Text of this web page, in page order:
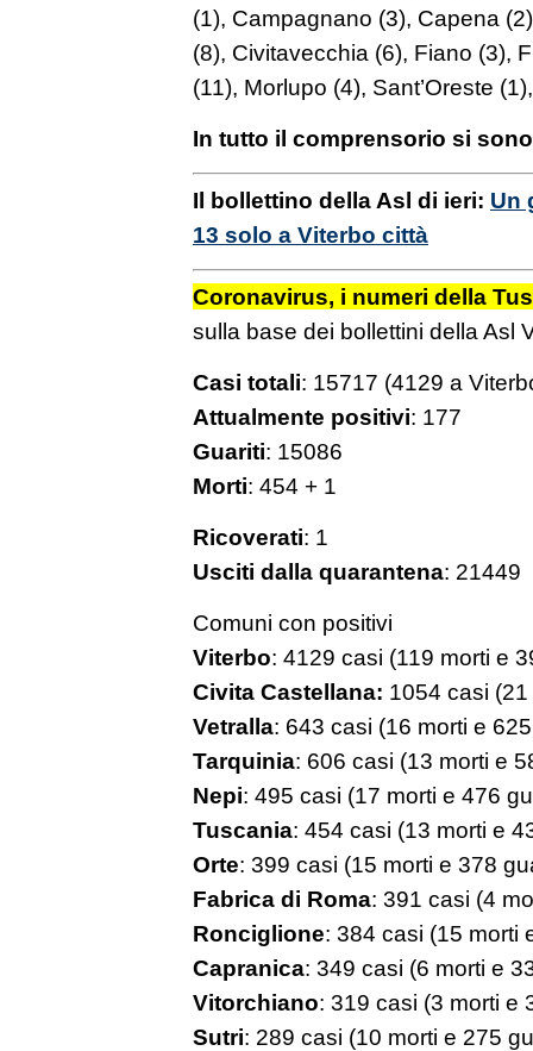
(1), Campagnano (3), Capena
(8), Civitavecchia (6), Fiano (3),
(11), Morlupo (4), Sant’Oreste
In tutto il comprensorio si
Il bollettino della Asl di ieri: Un
13 solo a Viterbo città
Coronavirus, i numeri della
sulla base dei bollettini della Asl
Casi totali: 15717 (4129 a
Attualmente positivi: 177
Guariti: 15086
Morti: 454 + 1
Ricoverati: 1
Usciti dalla quarantena: 21449
Comuni con positivi
Viterbo: 4129 casi (119 morti e
Civita Castellana: 1054 casi
Vetralla: 643 casi (16 morti e
Tarquinia: 606 casi (13 morti e
Nepi: 495 casi (17 morti e 476
Tuscania: 454 casi (13 morti e
Orte: 399 casi (15 morti e 378
Fabrica di Roma: 391 casi (4
Ronciglione: 384 casi (15 morti
Capranica: 349 casi (6 morti e
Vitorchiano: 319 casi (3 morti e
Sutri: 289 casi (10 morti e 275